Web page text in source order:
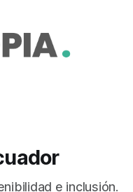
e inclusión.